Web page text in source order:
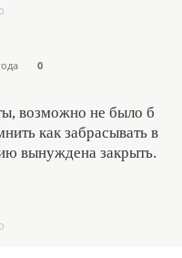
0
возможно не было б
как забрасывать в
вынуждена закрыть.